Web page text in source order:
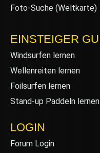
Foto-Suche (Weltkarte)
EINSTEIGER
Windsurfen lernen
Wellenreiten lernen
Foilsurfen lernen
Stand-up Paddeln lernen
LOGIN
Forum Login